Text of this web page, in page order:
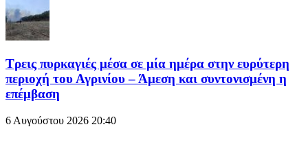
Τρεις πυρκαγιές μέσα σε μία ημέρα στην ευρύτερη
περιοχή του Αγρινίου – Άμεση και συντονισμένη η
επέμβαση
6 Αυγούστου 2026 20:40